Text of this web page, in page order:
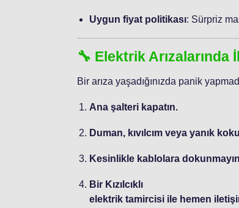
Uygun fiyat politikası: Sürpriz
🔧 Elektrik Arızalarında
Bir arıza yaşadığınızda panik
Ana şalteri kapatın.
Duman, kıvılcım veya yanık
Kesinlikle kablolara
Bir Kızılcıklı
elektrik tamircisi ile hemen